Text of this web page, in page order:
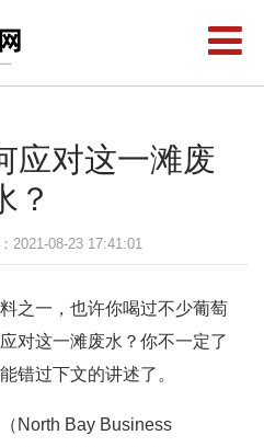
应对这一滩废
？
2021-08-23 17:41:01
之一，也许你喝过不少葡萄
对这一滩废水？你不一定了
错过下文的讲述了。
North Bay Business